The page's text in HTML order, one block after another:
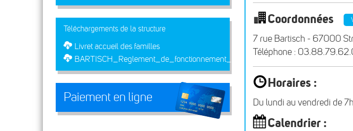
Téléchargements de la structure
Livret accueil des familles
BARTISCH_Reglement_de_fonctionnement_MJ_fevrier_25
Paiement en ligne
Coordonnées
7 rue Bartisch - 67000
Téléphone :
Horaires :
Du lundi au vendredi de
Calendrier :